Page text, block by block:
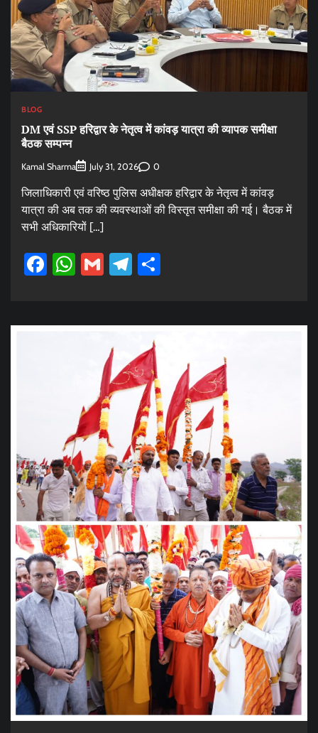
BLOG
DM एवं SSP हरिद्वार के नेतृत्व में कांवड़ यात्रा की व्यापक समीक्षा
बैठक सम्पन्न
Kamal Sharma July 31, 2026 0
जिलाधिकारी एवं वरिष्ठ पुलिस अधीक्षक हरिद्वार के नेतृत्व में कांवड़
यात्रा की अब तक की व्यवस्थाओं की विस्तृत समीक्षा की गई। बैठक में
सभी अधिकारियों […]
Facebook
WhatsApp
GmailTelegram